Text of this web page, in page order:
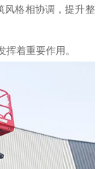
风格相协调，提升整
着重要作用。